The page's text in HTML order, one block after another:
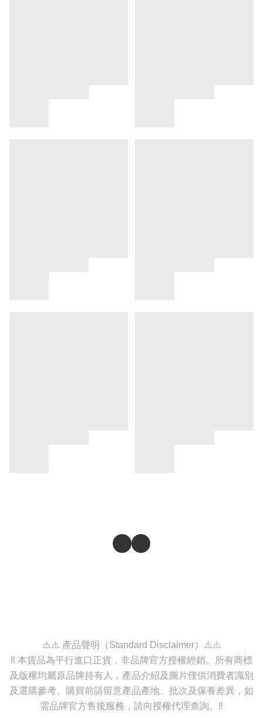
⚠️⚠️ 產品聲明（Standard Disclaimer）⚠️⚠️
‼️ 本貨品為平行進口正貨，非品牌官方授權經銷。所有商標
及版權均屬原品牌持有人，產品介紹及圖片僅供消費者識別
及選購參考。購買前請留意產品產地、批次及保養差異，如
需品牌官方售後服務，請向授權代理查詢。‼️